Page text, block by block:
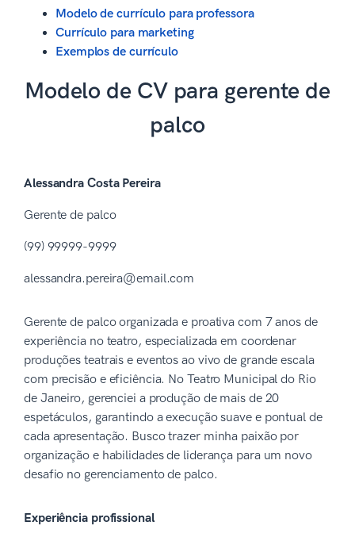
Modelo de currículo para professora
Currículo para marketing
Exemplos de currículo
Modelo de CV para gerente de
palco
Alessandra Costa Pereira
Gerente de palco
(99) 99999-9999
alessandra.pereira@email.com
Gerente de palco organizada e proativa com 7 anos de
experiência no teatro, especializada em coordenar
produções teatrais e eventos ao vivo de grande escala
com precisão e eficiência. No Teatro Municipal do Rio
de Janeiro, gerenciei a produção de mais de 20
espetáculos, garantindo a execução suave e pontual de
cada apresentação. Busco trazer minha paixão por
organização e habilidades de liderança para um novo
desafio no gerenciamento de palco.
Experiência profissional